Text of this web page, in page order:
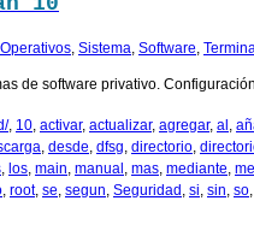
Sistema Software
de software privativo.
, 10 activar, actualizar, agregar, al
desde dfsg directorio
los main manual mas mediante
root, se segun Seguridad si sin so